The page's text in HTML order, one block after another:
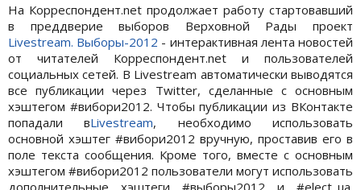
На Корреспондент.net продолжает работу стартовавший
в преддверие выборов Верховной Рады проект
Livestream. Выборы-2012 - интерактивная лента новостей
от читателей Корреспондент.net и пользователей
социальных сетей. В Livestream автоматически выводятся
все публикации через Twitter, сделанные с основным
хэштегом #вибори2012. Чтобы публикации из ВКонтакте
попадали вLivestream, необходимо использовать
основной хэштег #вибори2012 вручную, проставив его в
поле текста сообщения. Кроме того, вместе с основным
хэштегом #вибори2012 пользователи могут использовать
дополнительные хэштеги #выборы2012 и #elect_ua.